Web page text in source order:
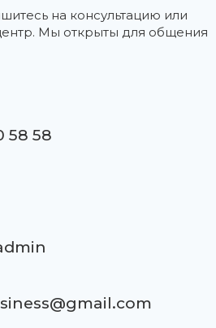
на консультацию или
Мы открыты для общения
58 58